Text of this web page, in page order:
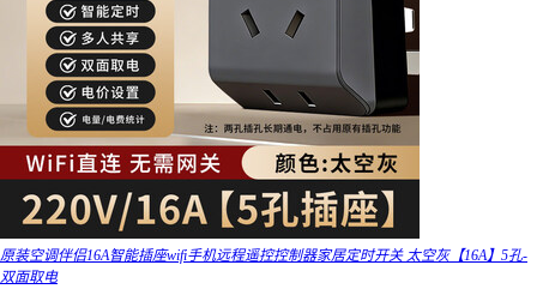
原装空调伴侣16A智能插座wifi手机远程遥控控制器家居定时开关 太空灰【16A】5孔-
双面取电